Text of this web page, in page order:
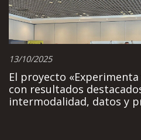
13/10/2025
El proyecto
con resultados
intermodalidad, datos y